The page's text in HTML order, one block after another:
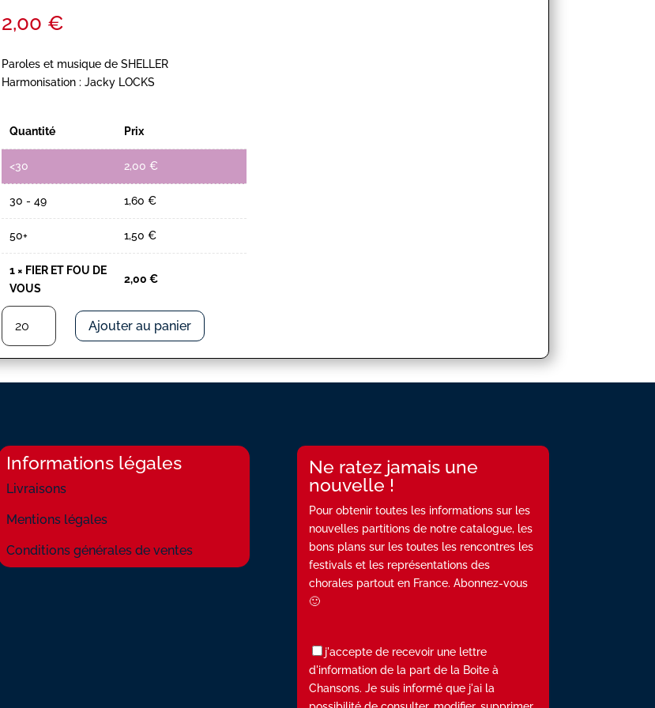
2,00 €
Paroles et musique de SHELLER
Harmonisation : Jacky LOCKS
Quantité Prix
<30 2,00 €
30 - 49 1,60 €
50+ 1,50 €
1 × FIER ET FOU DE
VOUS
2,00 €
quantité
FIER
ET
FOU
Ajouter au panier
Informations légales
Livraisons
Mentions légales
Conditions générales de ventes
Ne ratez jamais une
nouvelle !
Pour obtenir toutes les informations sur les
nouvelles partitions de notre catalogue, les
bons plans sur les toutes les rencontres les
festivals et les représentations des
chorales partout en France. Abonnez-vous
🙂
j'accepte de recevoir une lettre
d'information de la part de la Boite à
Chansons. Je suis informé que j'ai la